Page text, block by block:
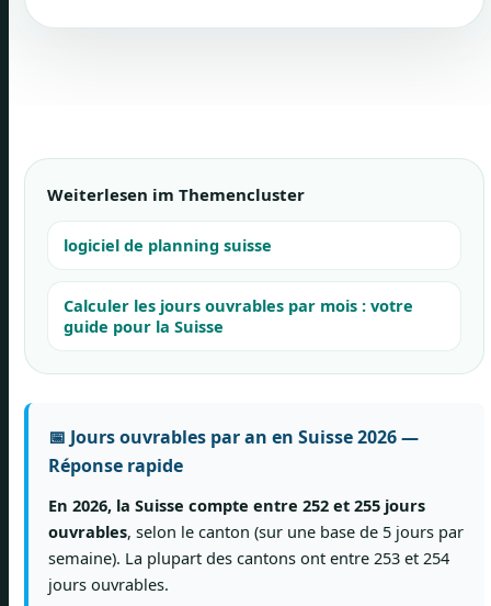
Weiterlesen im Themencluster
logiciel de planning suisse
Calculer les jours ouvrables par mois : votre
guide pour la Suisse
📅 Jours ouvrables par an en Suisse 2026 —
Réponse rapide
En 2026, la Suisse compte entre 252 et 255 jours
ouvrables, selon le canton (sur une base de 5 jours par
semaine). La plupart des cantons ont entre 253 et 254
jours ouvrables.